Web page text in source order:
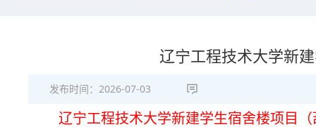
辽宁工程技术大学新
发布时间： 2026-07-03
辽宁工程技术大学新建学生宿舍楼项目（